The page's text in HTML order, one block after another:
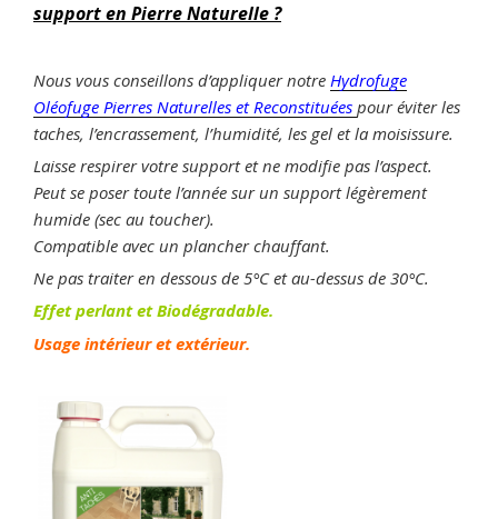
support en Pierre Naturelle ?
Nous vous conseillons d’appliquer notre Hydrofuge
Oléofuge Pierres Naturelles et Reconstituées pour éviter les
taches, l’encrassement, l’humidité, les gel et la moisissure.
Laisse respirer votre support et ne modifie pas l’aspect.
Peut se poser toute l’année sur un support légèrement
humide (sec au toucher).
Compatible avec un plancher chauffant.
Ne pas traiter en dessous de 5°C et au-dessus de 30°C.
Effet perlant et Biodégradable.
Usage intérieur et extérieur.